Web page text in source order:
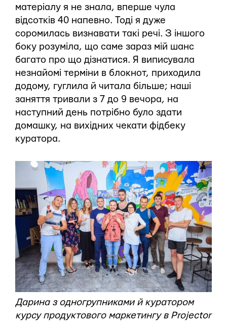
матеріалу я не знала, вперше чула
відсотків 40 напевно. Тоді я дуже
соромилась визнавати такі речі. З іншого
боку розуміла, що саме зараз мій шанс
багато про що дізнатися. Я виписувала
незнайомі терміни в блокнот, приходила
додому, гуглила й читала більше; наші
заняття тривали з 7 до 9 вечора, на
наступний день потрібно було здати
домашку, на вихідних чекати фідбеку
куратора.
Дарина з одногрупниками й куратором
курсу продуктового маркетингу в Projector